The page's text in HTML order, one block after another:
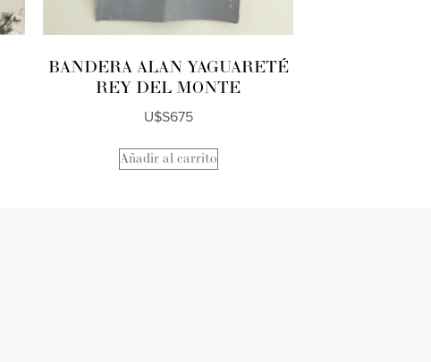
BANDERA ALAN YAGUARETÉ
REY DEL MONTE
U$S675
Añadir al carrito